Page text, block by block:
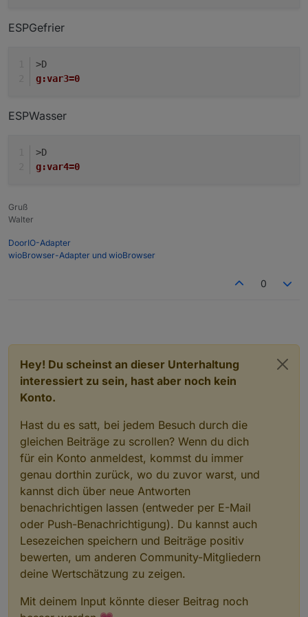
ESPGefrier
>D
g:var3=0
ESPWasser
>D
g:var4=0
Gruß
Walter
DoorIO-Adapter
wioBrowser-Adapter und wioBrowser
0
Hey! Du scheinst an dieser Unterhaltung
interessiert zu sein, hast aber noch kein
Konto.
Hast du es satt, bei jedem Besuch durch die
gleichen Beiträge zu scrollen? Wenn du dich
für ein Konto anmeldest, kommst du immer
genau dorthin zurück, wo du zuvor warst, und
kannst dich über neue Antworten
benachrichtigen lassen (entweder per E-Mail
oder Push-Benachrichtigung). Du kannst auch
Lesezeichen speichern und Beiträge positiv
bewerten, um anderen Community-Mitgliedern
deine Wertschätzung zu zeigen.
Mit deinem Input könnte dieser Beitrag noch